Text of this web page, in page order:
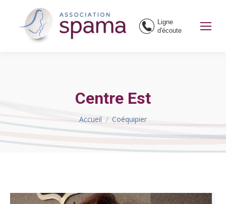
Ligne
d'écoute
Centre Est
Vous êtes ici :
Accueil Coéquipier